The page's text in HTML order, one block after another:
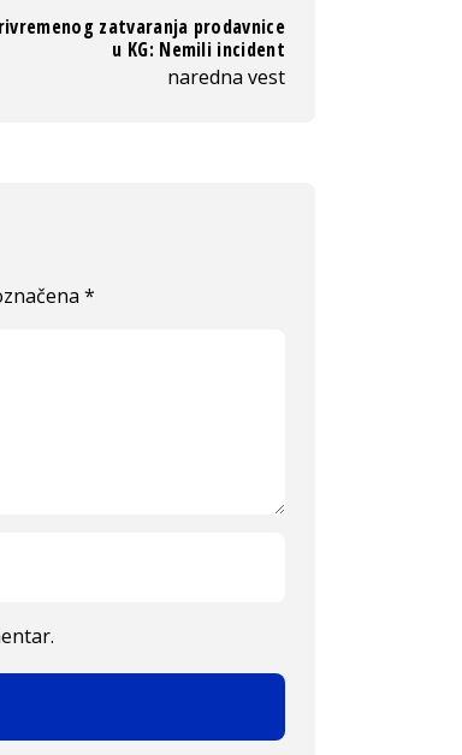
zatvaranja prodavnice
u KG: Nemili incident
naredna vest
*